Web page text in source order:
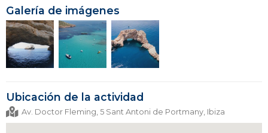
Galería de imágenes
Ubicación de la actividad
Av. Doctor Fleming, 5 Sant Antoni de Portmany, Ibiza